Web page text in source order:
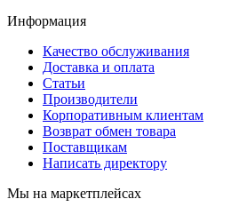
Информация
Качество обслуживания
Доставка и оплата
Статьи
Производители
Корпоративным клиентам
Возврат обмен товара
Поставщикам
Написать директору
Мы на маркетплейсах